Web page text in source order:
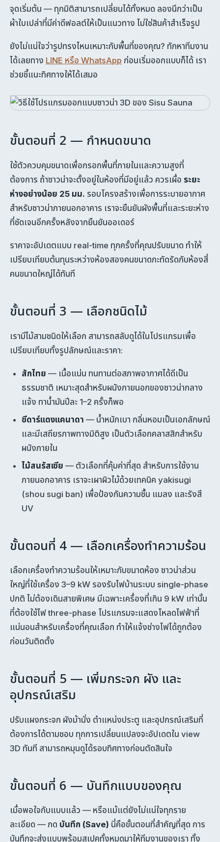
จุดเริ่มต้น — ทุกมิติสามารถเปลี่ยนได้ทั้งหมด ลองนึกว่าเป็น
ผ้าใบเปล่าที่มีค่าดีฟอลต์ให้เป็นแนวทาง ไม่ใช่สินค้าสำเร็จรูป
ยังไม่แน่ใจว่ารูปทรงไหนเหมาะกับพื้นที่ของคุณ? ทักหาทีมงาน
ได้เลยทาง LINE หรือ WhatsApp ก่อนเริ่มออกแบบก็ได้ เรา
ช่วยชี้แนะทิศทางให้ได้เสมอ
ขั้นตอนที่ 2 — กำหนดขนาด
ใช้ตัวควบคุมขนาดเพื่อกรอกพื้นที่ภายในและความสูงที่
ต้องการ ถ้าซาวน่าจะตั้งอยู่ในห้องที่มีอยู่แล้ว ควรเผื่อ ระยะ
ห่างอย่างน้อย 25 มม. รอบโครงสร้างเพื่อการระบายอากาศ
สำหรับซาวน่าภายนอกอาคาร เราจะยืนยันผังพื้นที่และระยะห่าง
ที่ชัดเจนอีกครั้งหลังจากยืนยันออเดอร์
ราคาจะอัปเดตแบบ real-time ทุกครั้งที่คุณปรับขนาด ทำให้
เปรียบเทียบต้นทุนระหว่างห้องสองคนขนาดกะทัดรัดกับห้องสี่
คนขนาดใหญ่ได้ทันที
ขั้นตอนที่ 3 — เลือกชนิดไม้
เรามีไม้สามชนิดให้เลือก สามารถสลับดูได้ในโปรแกรมเพื่อ
เปรียบเทียบทั้งรูปลักษณ์และราคา:
สักไทย — เนื้อแน่น ทนทานต่อสภาพอากาศได้ดีเป็น
ธรรมชาติ เหมาะสุดสำหรับผนังภายนอกของซาวน่ากลาง
แจ้ง ทาน้ำมันปีละ 1–2 ครั้งก็พอ
ซีดาร์แดงแคนาดา — น้ำหนักเบา กลิ่นหอมเป็นเอกลักษณ์
และมีเสถียรภาพทางมิติสูง เป็นตัวเลือกคลาสสิกสำหรับ
ผนังภายใน
ไม้สนรัสเซีย — ตัวเลือกที่คุ้มค่าที่สุด สำหรับการใช้งาน
ภายนอกอาคาร เราจะเผาผิวไม้ด้วยเทคนิค yakisugi
(shou sugi ban) เพื่อป้องกันความชื้น แมลง และรังสี
UV
ขั้นตอนที่ 4 — เลือกเครื่องทำความร้อน
เลือกเครื่องทำความร้อนให้เหมาะกับขนาดห้อง ซาวน่าส่วน
ใหญ่ที่ใช้เครื่อง 3–9 kW รองรับไฟบ้านระบบ single-phase
ปกติ ไม่ต้องเดินสายพิเศษ มีเฉพาะเครื่องที่เกิน 9 kW เท่านั้น
ที่ต้องใช้ไฟ three-phase โปรแกรมจะแสดงโหลดไฟฟ้าที่
แน่นอนสำหรับเครื่องที่คุณเลือก ทำให้แจ้งช่างไฟได้ถูกต้อง
ก่อนวันติดตั้ง
ขั้นตอนที่ 5 — เพิ่มกระจก ผัง และ
อุปกรณ์เสริม
ปรับแผงกระจก ผังม้านั่ง ตำแหน่งประตู และอุปกรณ์เสริมที่
ต้องการได้ตามชอบ ทุกการเปลี่ยนแปลงจะอัปเดตใน view
3D ทันที สามารถหมุนดูได้รอบทิศทางก่อนตัดสินใจ
ขั้นตอนที่ 6 — บันทึกแบบของคุณ
เมื่อพอใจกับแบบแล้ว — หรือแม้แต่ยังไม่แน่ใจทุกราย
ละเอียด — กด บันทึก (Save) นี่คือขั้นตอนที่สำคัญที่สุด การ
บันทึกจะส่งแบบพร้อมสเปคทั้งหมดมาให้ทีมงานของเรา ทั้ง